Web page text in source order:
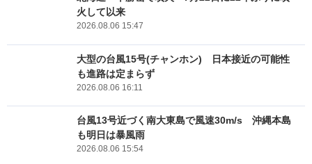
火して以来
2026.08.06 15:47
大型の台風15号(チャンホン) 日本接近の可能性
も進路は定まらず
2026.08.06 16:11
台風13号近づく南大東島で風速30m/s 沖縄本島
も明日は暴風雨
2026.08.06 15:54